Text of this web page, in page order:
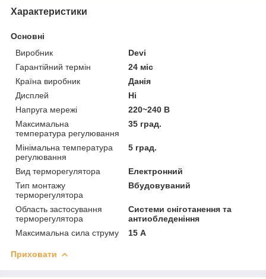
Характеристики
Основні
Виробник
Devi
Гарантійний термін
24 міс
Країна виробник
Данія
Дисплей
Ні
Напруга мережі
220~240 В
Максимальна
температура регулювання
35 град.
Мінімальна температура
регулювання
5 град.
Вид терморегулятора
Електронний
Тип монтажу
терморегулятора
Вбудовуваний
Область застосування
терморегулятора
Системи сніготанення та
антиобледеніння
Максимальна сила струму
15 А
Приховати